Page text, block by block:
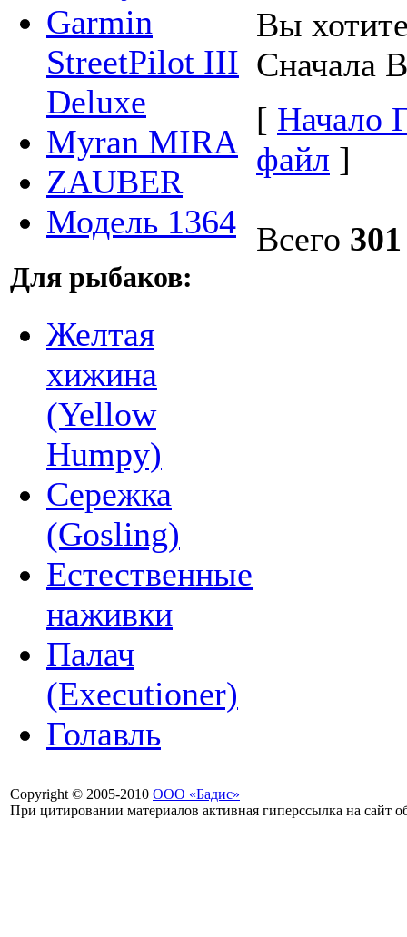
Garmin
StreetPilot III
Deluxe
Myran MIRA
ZAUBER
Модель 1364
Для рыбаков:
Желтая
хижина
(Yellow
Humpy)
Сережка
(Gosling)
Естественные
наживки
Палач
(Executioner)
Голавль
Вы
Сначала
[ Начало
файл ]
Всего 301
Copyright © 2005-2010 ООО «Бадис»
При цитировании материалов активная гиперссылка на сайт